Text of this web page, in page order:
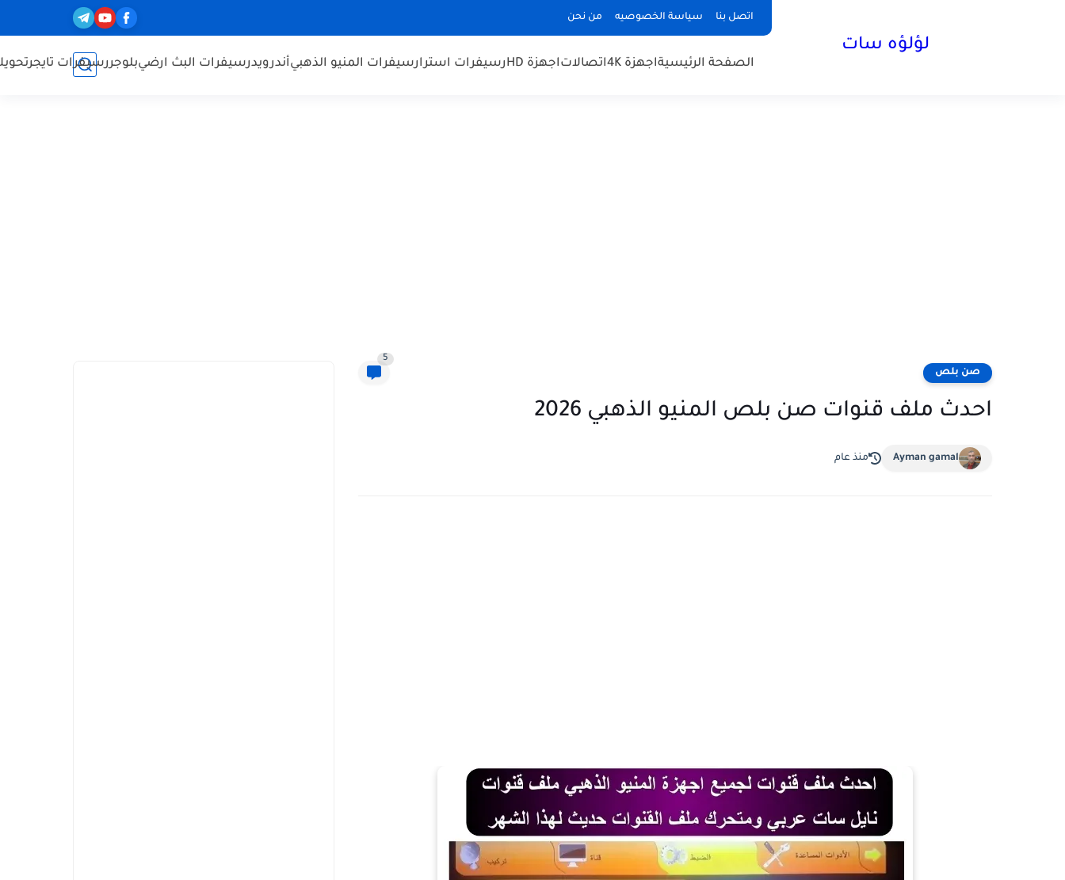
اتصل بنا سياسة الخصوصيه من نحن
لؤلؤه سات
الصفحة الرئيسيةاجهزة 4K اتصالاتاجهزة HD رسيفرات استرارسيفرات المنيو الذهبيأندرويدرسيفرات البث ارضيبلوجررسيفرات تايجر
صن بلص
5
احدث ملف قنوات صن بلص المنيو الذهبي 2026
Ayman gamal منذ عام